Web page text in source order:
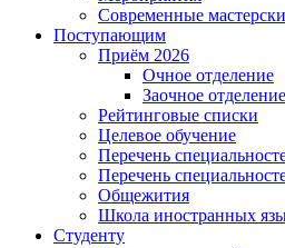
Современные
Поступающим
Приём 2026
Очное отделение
Заочное отделение
Рейтинговые списки
Целевое обучение
Перечень
Перечень
Общежития
Школа иностранных
Студенту